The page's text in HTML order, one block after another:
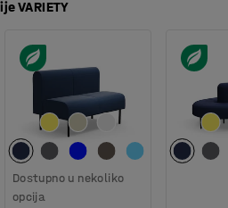
VARIETY
Dostupno u nekoliko
opcija